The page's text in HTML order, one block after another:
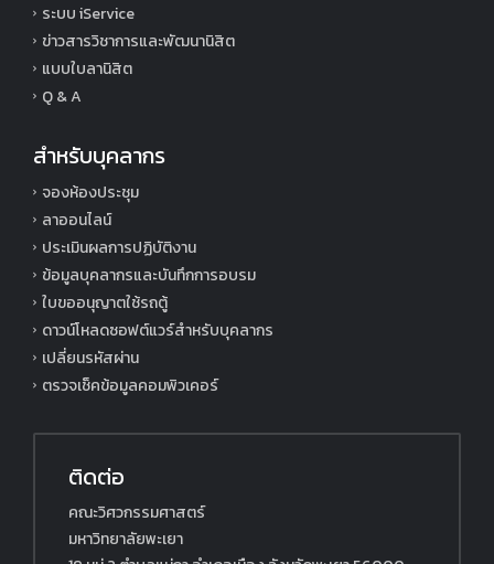
ระบบ iService
ข่าวสารวิชาการและพัฒนานิสิต
แบบใบลานิสิต
Q & A
สำหรับบุคลากร
จองห้องประชุม
ลาออนไลน์
ประเมินผลการปฏิบัติงาน
ข้อมูลบุคลากรและบันทึกการอบรม
ใบขออนุญาตใช้รถตู้
ดาวน์โหลดซอฟต์แวร์สำหรับบุคลากร
เปลี่ยนรหัสผ่าน
ตรวจเช็คข้อมูลคอมพิวเคอร์
ติดต่อ
คณะวิศวกรรมศาสตร์
มหาวิทยาลัยพะเยา